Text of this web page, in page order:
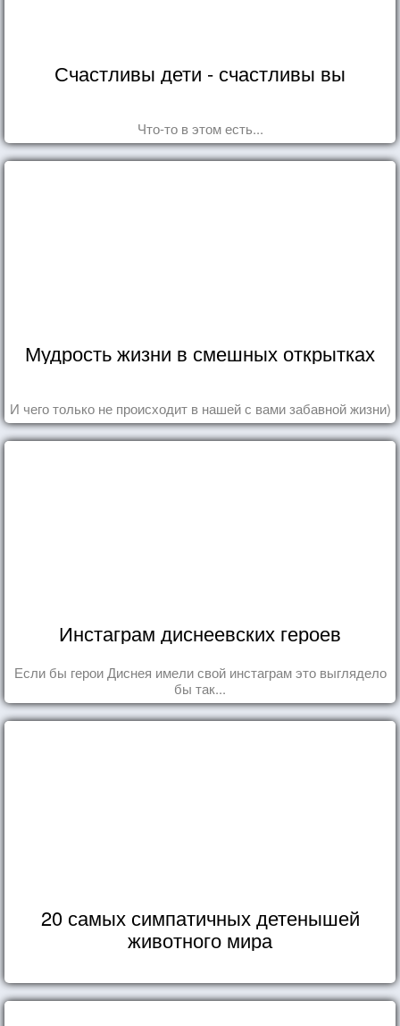
Счастливы дети - счастливы вы
Что-то в этом есть...
Мудрость жизни в смешных открытках
И чего только не происходит в нашей с вами забавной жизни)
Инстаграм диснеевских героев
Если бы герои Диснея имели свой инстаграм это выглядело
бы так...
20 самых симпатичных детенышей
животного мира